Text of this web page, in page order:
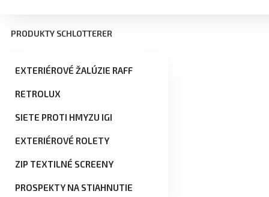
PRODUKTY SCHLOTTERER
EXTERIÉROVÉ ŽALÚZIE RAFF
RETROLUX
SIETE PROTI HMYZU IGI
EXTERIÉROVÉ ROLETY
ZIP TEXTILNÉ SCREENY
PROSPEKTY NA STIAHNUTIE